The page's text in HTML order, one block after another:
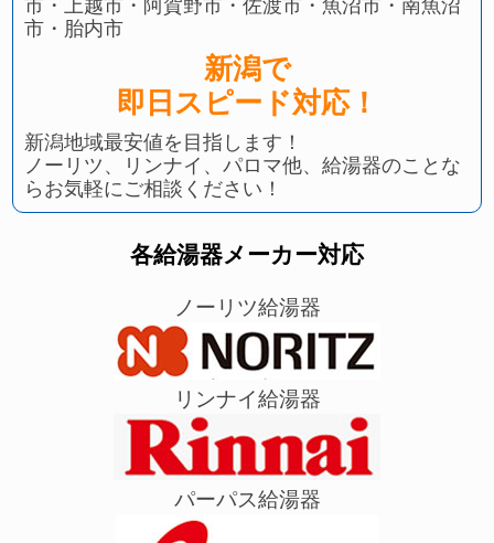
市・上越市・阿賀野市・佐渡市・魚沼市・南魚沼
市・胎内市
新潟で
即日スピード対応！
新潟地域最安値を目指します！
ノーリツ、リンナイ、パロマ他、給湯器のことな
らお気軽にご相談ください！
各給湯器メーカー対応
ノーリツ給湯器
リンナイ給湯器
パーパス給湯器